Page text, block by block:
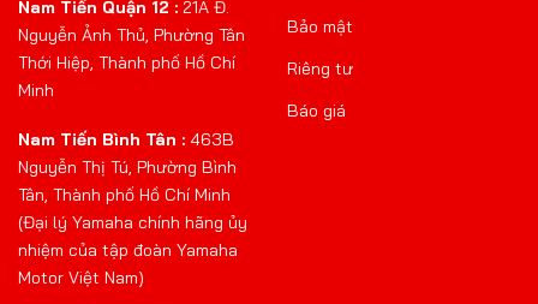
Nam Tiến Quận 12 : 21A Đ.
Nguyễn Ảnh Thủ, Phường Tân
Thới Hiệp, Thành phố Hồ Chí
Minh
Nam Tiến Bình Tân : 463B
Nguyễn Thị Tú, Phường Bình
Tân, Thành phố Hồ Chí Minh
(Đại lý Yamaha chính hãng ủy
nhiệm của tập đoàn Yamaha
Motor Việt Nam)
Bảo mật
Riêng tư
Báo giá